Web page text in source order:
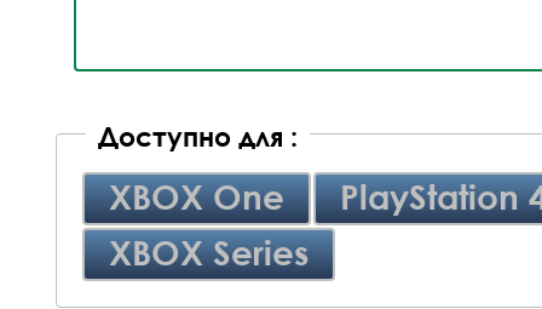
Доступно для :
XBOX One
PlayStation
XBOX Series